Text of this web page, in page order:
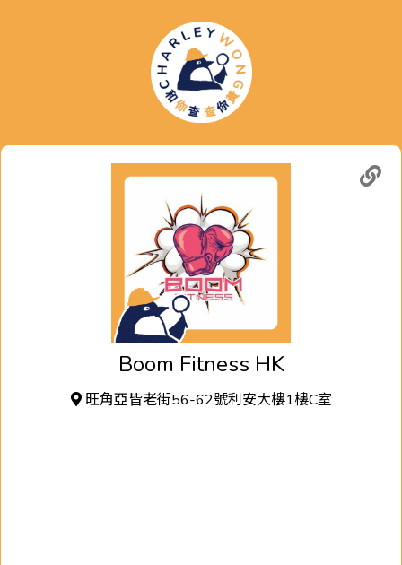
Boom Fitness HK
旺角亞皆老街56-62號利安大樓1樓C室